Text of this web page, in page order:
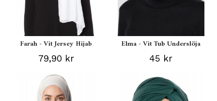
Farah - Vit Jersey Hijab
79,90 kr
Elma - Vit Tub Underslöja
45 kr